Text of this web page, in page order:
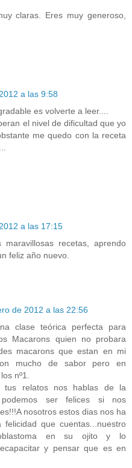
claras. Eres muy generoso,
a las 9:58
es volverte a leer....
el nivel de dificultad que yo
me quedo con la receta
a las 17:15
recetas, aprendo
feliz año nuevo.
de 2012 a las 22:56
clase teórica perfecta para
Macarons quien no probara
macarons que estan en mi
mucho de sabor pero en
nº1.
tus relatos nos hablas de la
ser felices si nos
nosotros estos dias nos ha
que cuentas...nuestro
en su ojito y lo
y pensar que es en